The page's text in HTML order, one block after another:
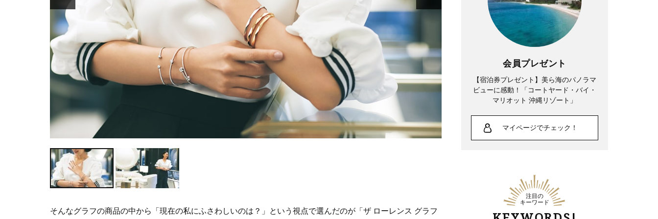
そんなグラフの商品の中から「現在の私にふさわしいのは？」という視点で選んだのが「ザ ローレンス グラフ
会員プレゼント
【宿泊券プレゼント】美ら海のパノラマ
ビューに感動！「コートヤード・バイ・
マリオット 沖縄リゾート」
マイページでチェック！
注目の
キーワード